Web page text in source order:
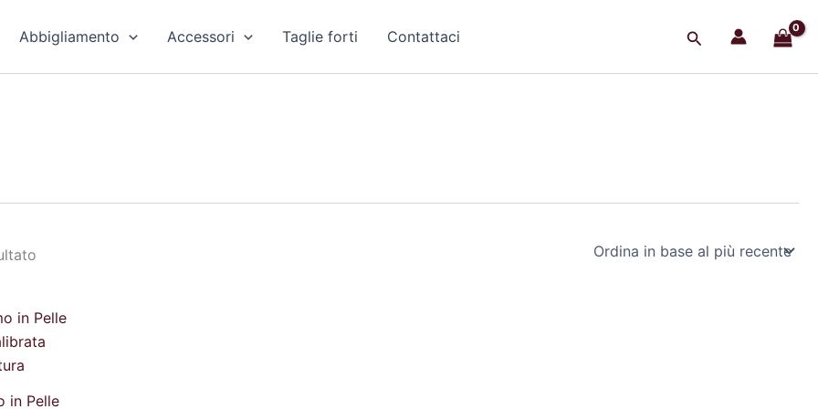
Abbigliamento Accessori Taglie forti Contattaci Cerca
in Pelle
Il
prezzo
attuale
è: